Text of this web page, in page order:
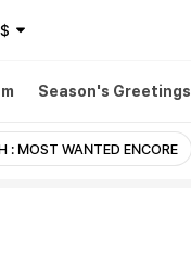
$
Season's Greetings
: MOST WANTED ENCORE